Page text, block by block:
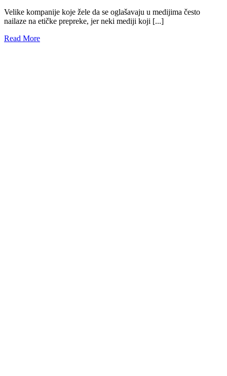
Velike kompanije koje žele da se oglašavaju u medijima često
nailaze na etičke prepreke, jer neki mediji koji [...]
Read More